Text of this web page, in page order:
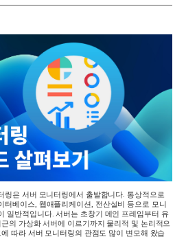
링은 서버 모니터링에서 출발합니다. 통상적으로
터베이스, 웹애플리케이션, 전산설비 등으로 모니
일반적입니다.서버는 초창기 메인 프레임부터 유
의 가상화 서버에 이르기까지 물리 적 및 논리적으
에 따라 서버 모니터링의 관점도 많이 변모해 왔습